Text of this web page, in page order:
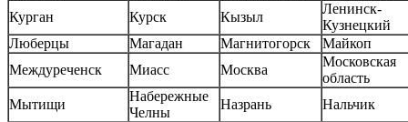
Курган
Курск Кызыл
Ленинск-
Кузнецкий
Люберцы
Магадан Магнитогорск
Майкоп
Междуреченск
Миасс Москва
Московская
область
Мытищи
Набережные
Челны
Назрань
Нальчик